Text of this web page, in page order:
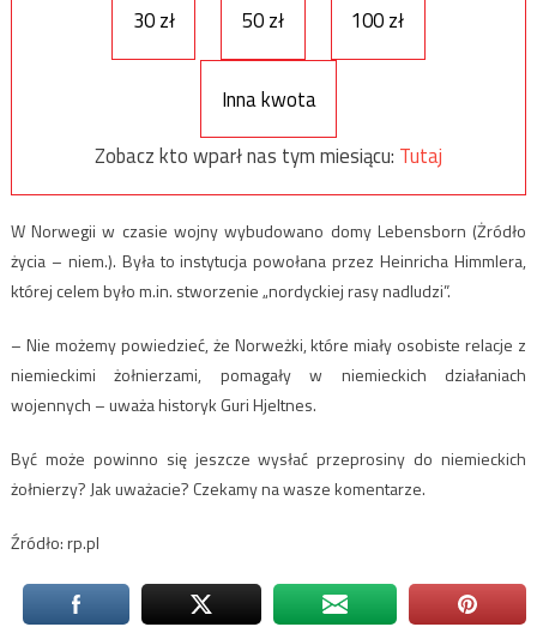
30 zł 50 zł 100 zł
Inna kwota
Zobacz kto wparł nas tym miesiącu: Tutaj
W Norwegii w czasie wojny wybudowano domy Lebensborn (Żródło
życia – niem.). Była to instytucja powołana przez Heinricha Himmlera,
której celem było m.in. stworzenie „nordyckiej rasy nadludzi”.
– Nie możemy powiedzieć, że Norweżki, które miały osobiste relacje z
niemieckimi żołnierzami, pomagały w niemieckich działaniach
wojennych – uważa historyk Guri Hjeltnes.
Być może powinno się jeszcze wysłać przeprosiny do niemieckich
żołnierzy? Jak uważacie? Czekamy na wasze komentarze.
Źródło: rp.pl